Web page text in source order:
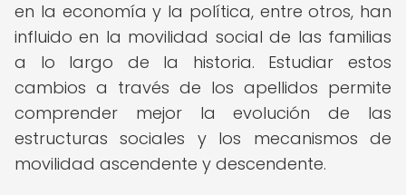
en la economía y la política, entre otros, han
influido en la movilidad social de las familias
a lo largo de la historia. Estudiar estos
cambios a través de los apellidos permite
comprender mejor la evolución de las
estructuras sociales y los mecanismos de
movilidad ascendente y descendente.